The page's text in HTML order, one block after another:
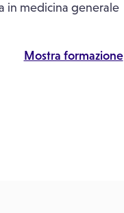
in medicina generale
Mostra formazione